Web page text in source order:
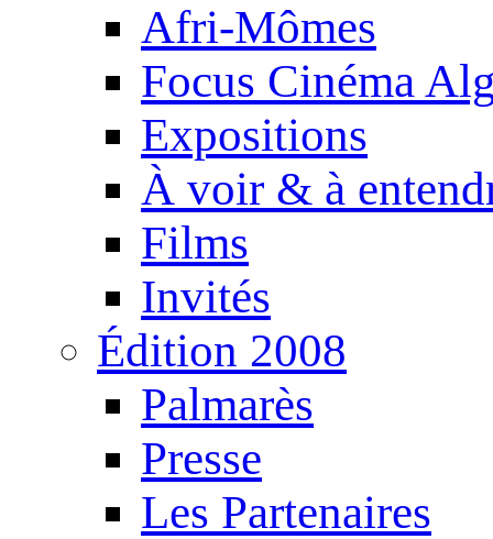
Afri-Mômes
Focus Cinéma
Expositions
À voir & à
Films
Invités
Édition 2008
Palmarès
Presse
Les Partenaires